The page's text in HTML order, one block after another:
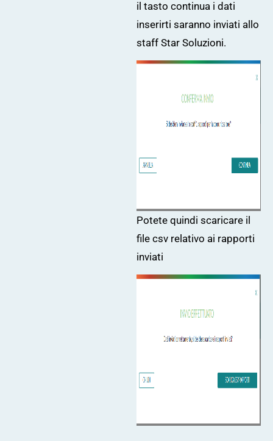
il tasto continua i dati
inserirti saranno inviati allo
staff Star Soluzioni.
Potete quindi scaricare il
file csv relativo ai rapporti
inviati